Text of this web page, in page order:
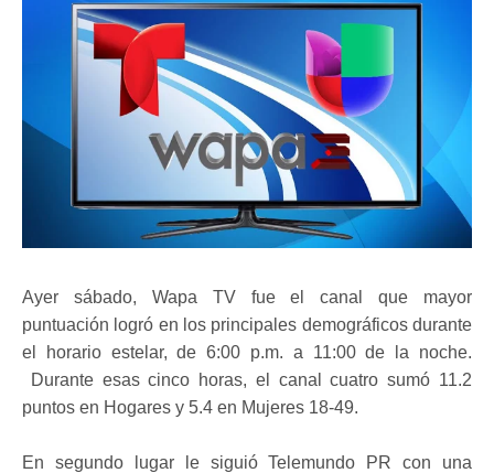
Ayer sábado, Wapa TV fue el canal que mayor
puntuación logró en los principales demográficos durante
el horario estelar, de 6:00 p.m. a 11:00 de la noche.
Durante esas cinco horas, el canal cuatro sumó 11.2
puntos en Hogares y 5.4 en Mujeres 18-49.
En segundo lugar le siguió Telemundo PR con una